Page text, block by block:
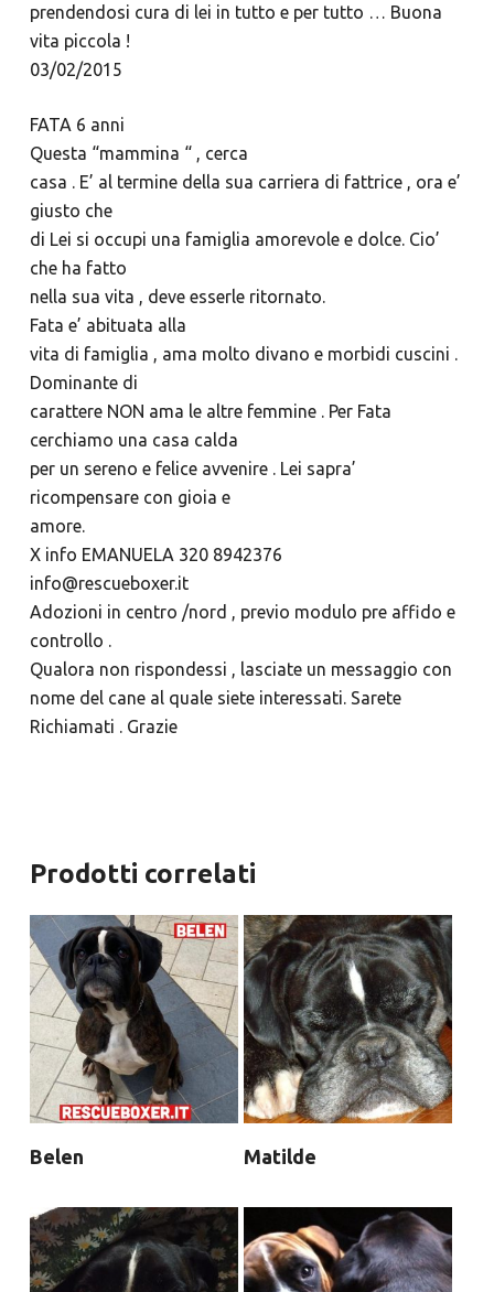
prendendosi cura di lei in tutto e per tutto … Buona
vita piccola !
03/02/2015
FATA 6 anni
Questa “mammina “ , cerca
casa . E’ al termine della sua carriera di fattrice , ora e’
giusto che
di Lei si occupi una famiglia amorevole e dolce. Cio’
che ha fatto
nella sua vita , deve esserle ritornato.
Fata e’ abituata alla
vita di famiglia , ama molto divano e morbidi cuscini .
Dominante di
carattere NON ama le altre femmine . Per Fata
cerchiamo una casa calda
per un sereno e felice avvenire . Lei sapra’
ricompensare con gioia e
amore.
X info EMANUELA 320 8942376
info@rescueboxer.it
Adozioni in centro /nord , previo modulo pre affido e
controllo .
Qualora non rispondessi , lasciate un messaggio con
nome del cane al quale siete interessati. Sarete
Richiamati . Grazie
Prodotti correlati
Belen Matilde